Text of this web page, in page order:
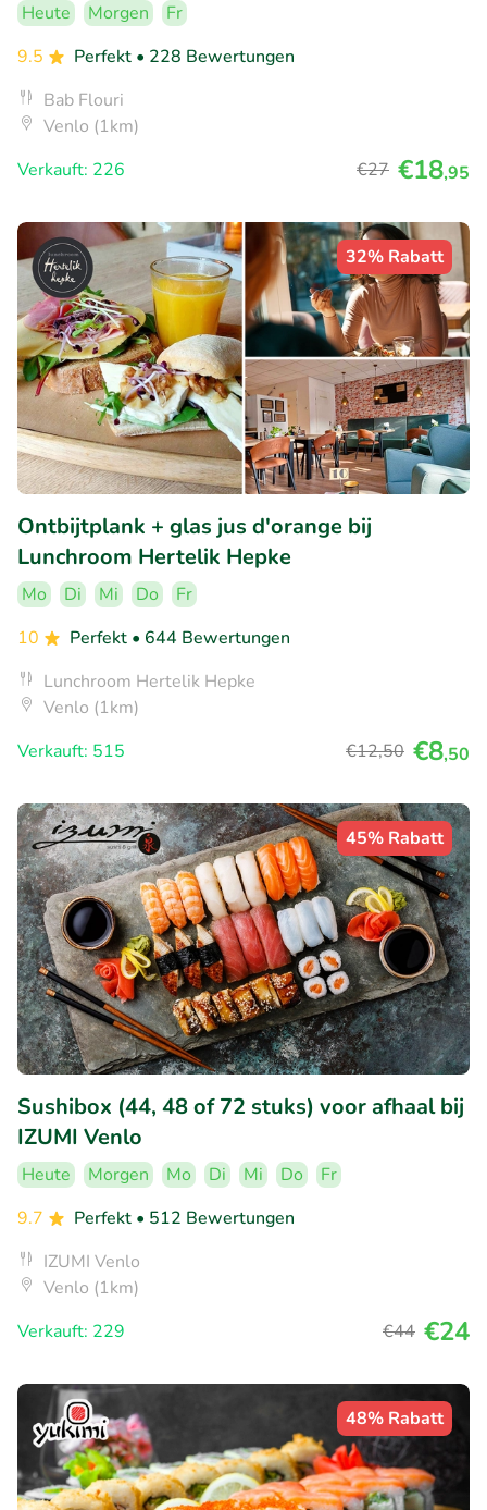
Heute Morgen
Fr
9.5
Perfekt • 228 Bewertungen
Bab Flouri
Venlo (1km)
Verkauft: 226
€27 €18,95
32% Rabatt
Ontbijtplank + glas jus d'orange bij
Lunchroom Hertelik Hepke
Mo Di Mi Do
Fr
10
Perfekt • 644 Bewertungen
Lunchroom Hertelik Hepke
Venlo (1km)
Verkauft: 515
€12,50 €8,50
45% Rabatt
Sushibox (44, 48 of 72 stuks) voor afhaal bij
IZUMI Venlo
Heute Morgen Mo Di Mi Do
Fr
9.7
Perfekt • 512 Bewertungen
IZUMI Venlo
Venlo (1km)
Verkauft: 229
€44 €24
48% Rabatt